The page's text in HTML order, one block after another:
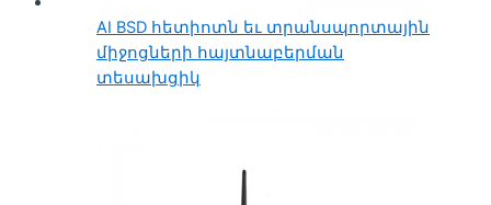
AI BSD հետիոտն եւ տրանսպորտային
միջոցների հայտնաբերման
տեսախցիկ